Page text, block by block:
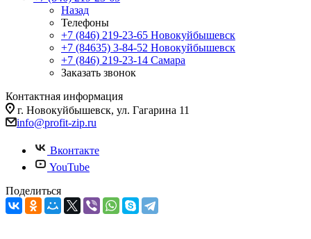
Назад
Телефоны
+7 (846) 219-23-65 Новокуйбышевск
+7 (84635) 3-84-52 Новокуйбышевск
+7 (846) 219-23-14 Самара
Заказать звонок
Контактная информация
г. Новокуйбышевск, ул. Гагарина 11
info@profit-zip.ru
Вконтакте
YouTube
Поделиться